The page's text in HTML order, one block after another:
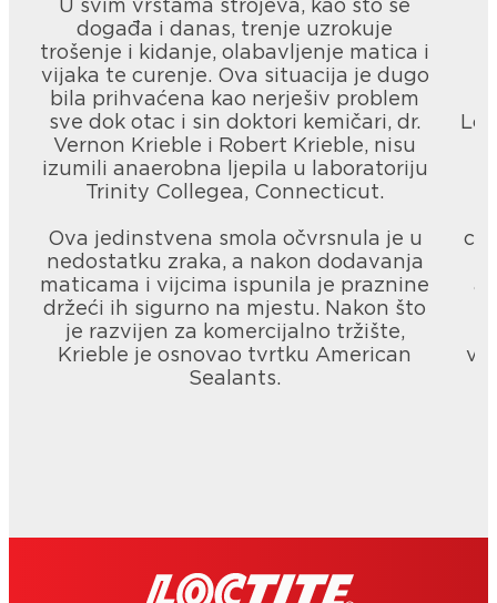
U svim vrstama strojeva, kao što se
događa i danas, trenje uzrokuje
trošenje i kidanje, olabavljenje matica i
vijaka te curenje. Ova situacija je dugo
bila prihvaćena kao nerješiv problem
sve dok otac i sin doktori kemičari, dr.
Vernon Krieble i Robert Krieble, nisu
izumili anaerobna ljepila u laboratoriju
Trinity Collegea, Connecticut.
Ova jedinstvena smola očvrsnula je u
nedostatku zraka, a nakon dodavanja
maticama i vijcima ispunila je praznine
držeći ih sigurno na mjestu. Nakon što
je razvijen za komercijalno tržište,
Krieble je osnovao tvrtku American
Sealants.